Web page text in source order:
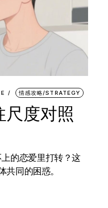
情感攻略/STRATEGY
尺度对照
的恋爱里打转？这
共同的困惑。